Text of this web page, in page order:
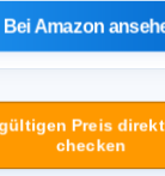
Bei Amazon
Preis direkt
checken